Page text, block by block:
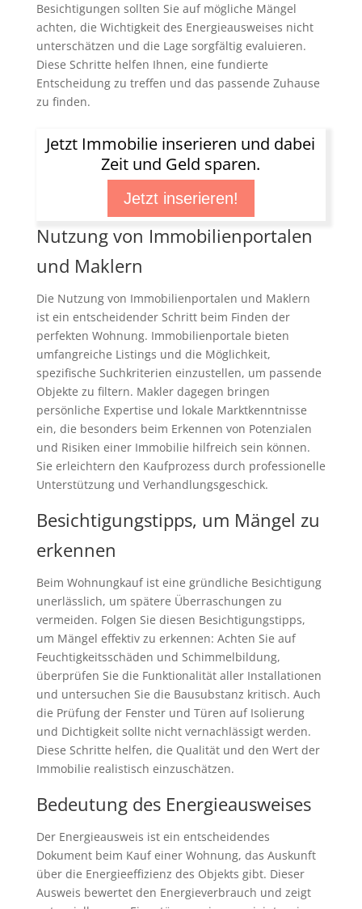
Besichtigungen sollten Sie auf mögliche Mängel
achten, die Wichtigkeit des Energieausweises nicht
unterschätzen und die Lage sorgfältig evaluieren.
Diese Schritte helfen Ihnen, eine fundierte
Entscheidung zu treffen und das passende Zuhause
zu finden.
Jetzt Immobilie inserieren und dabei
Zeit und Geld sparen.
Jetzt inserieren!
Nutzung von Immobilienportalen
und Maklern
Die Nutzung von Immobilienportalen und Maklern
ist ein entscheidender Schritt beim Finden der
perfekten Wohnung. Immobilienportale bieten
umfangreiche Listings und die Möglichkeit,
spezifische Suchkriterien einzustellen, um passende
Objekte zu filtern. Makler dagegen bringen
persönliche Expertise und lokale Marktkenntnisse
ein, die besonders beim Erkennen von Potenzialen
und Risiken einer Immobilie hilfreich sein können.
Sie erleichtern den Kaufprozess durch professionelle
Unterstützung und Verhandlungsgeschick.
Besichtigungstipps, um Mängel zu
erkennen
Beim Wohnungkauf ist eine gründliche Besichtigung
unerlässlich, um spätere Überraschungen zu
vermeiden. Folgen Sie diesen Besichtigungstipps,
um Mängel effektiv zu erkennen: Achten Sie auf
Feuchtigkeitsschäden und Schimmelbildung,
überprüfen Sie die Funktionalität aller Installationen
und untersuchen Sie die Bausubstanz kritisch. Auch
die Prüfung der Fenster und Türen auf Isolierung
und Dichtigkeit sollte nicht vernachlässigt werden.
Diese Schritte helfen, die Qualität und den Wert der
Immobilie realistisch einzuschätzen.
Bedeutung des Energieausweises
Der Energieausweis ist ein entscheidendes
Dokument beim Kauf einer Wohnung, das Auskunft
über die Energieeffizienz des Objekts gibt. Dieser
Ausweis bewertet den Energieverbrauch und zeigt